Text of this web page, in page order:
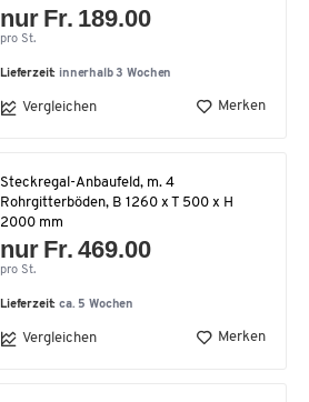
nur Fr. 189.00
pro St.
Lieferzeit: innerhalb 3 Wochen
Vergleichen Merken
Steckregal-Anbaufeld, m. 4
Rohrgitterböden, B 1260 x T 500 x H
2000 mm
nur Fr. 469.00
pro St.
Lieferzeit:ca. 5 Wochen
Vergleichen Merken